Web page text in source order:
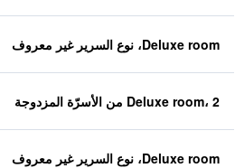
Deluxe room، نوع السرير غير معروف
Deluxe room، 2 من الأسرّة المزدوجة
Deluxe room، نوع السرير غير معروف